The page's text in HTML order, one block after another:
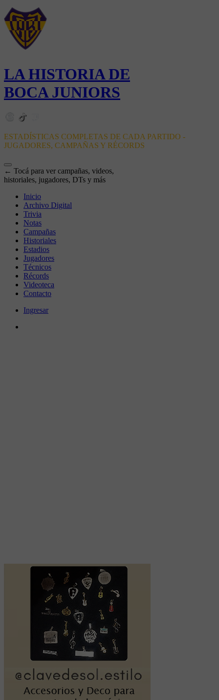
LA HISTORIA DE
BOCA JUNIORS
ESTADÍSTICAS COMPLETAS DE CADA PARTIDO -
JUGADORES, CAMPAÑAS Y RÉCORDS
← Tocá para ver campañas, videos,
historiales, jugadores, DTs y más
Inicio
Archivo Digital
Trivia
Notas
Campañas
Historiales
Estadios
Jugadores
Técnicos
Récords
Videoteca
Contacto
Ingresar